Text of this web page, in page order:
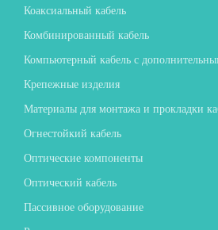
Коаксиальный кабель
Комбинированный кабель
Компьютерный кабель с
Крепежные изделия
Материалы для монтажа и прокладки
Огнестойкий кабель
Оптические компоненты
Оптический кабель
Пассивное оборудование